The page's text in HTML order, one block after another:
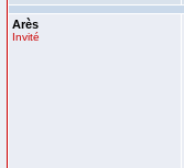
Arès
Invité